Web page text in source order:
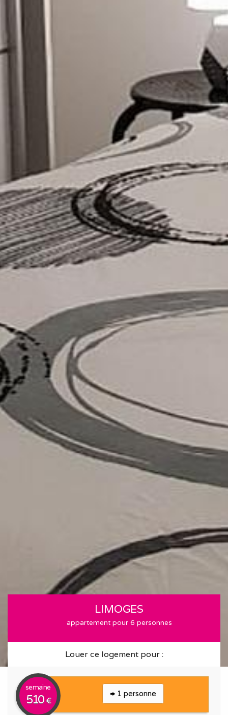
LIMOGES
appartement pour 6 personnes
Louer ce logement pour :
1 personne
semaine
510 €